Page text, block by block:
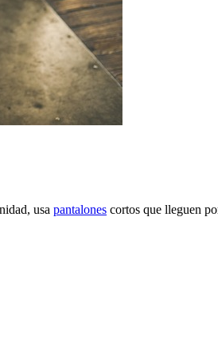
usa pantalones cortos que lleguen